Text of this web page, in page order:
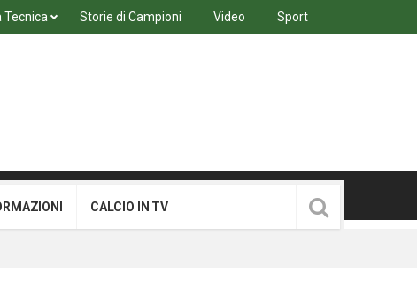
Tecnica Storie di Campioni Video Sport
CALCIO IN TV